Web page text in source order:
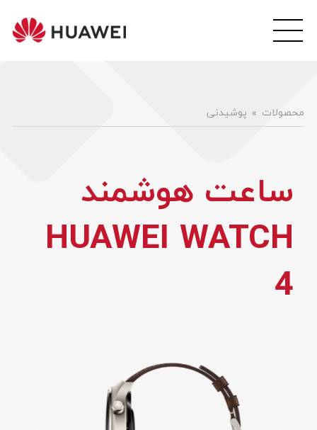
محصولات پوشیدنی
ساعت هوشمند
HUAWEI WATCH
4